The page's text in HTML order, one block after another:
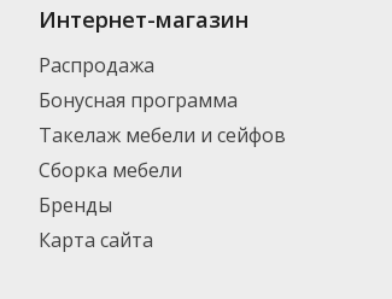
Интернет-магазин
Распродажа
Бонусная программа
Такелаж мебели и сейфов
Сборка мебели
Бренды
Карта сайта